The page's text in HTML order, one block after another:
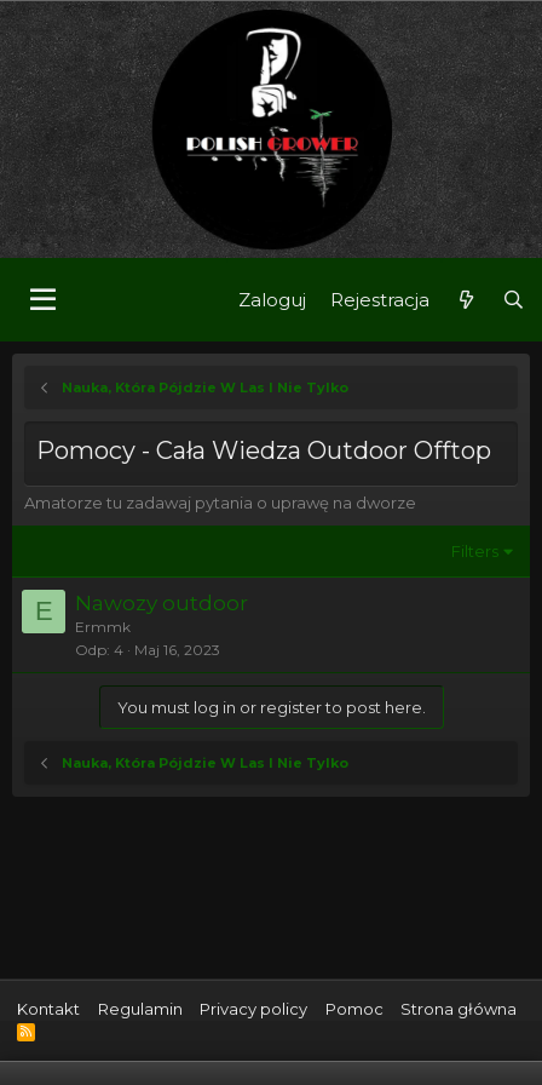
Zaloguj Rejestracja
Nauka, Która Pójdzie W Las I Nie Tylko
Pomocy - Cała Wiedza Outdoor Offtop
Amatorze tu zadawaj pytania o uprawę na dworze
Filters
E Nawozy outdoor
Ermmk
Odp 4 Maj 16, 2023
You must log in or register to post here.
Nauka, Która Pójdzie W Las I Nie Tylko
Kontakt Regulamin Privacy policy Pomoc Strona główna
R
S
S